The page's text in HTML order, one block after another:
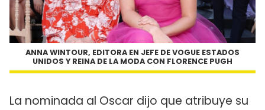
ANNA WINTOUR, EDITORA EN JEFE DE VOGUE ESTADOS
UNIDOS Y REINA DE LA MODA CON FLORENCE PUGH
La nominada al Oscar dijo que atribuye su